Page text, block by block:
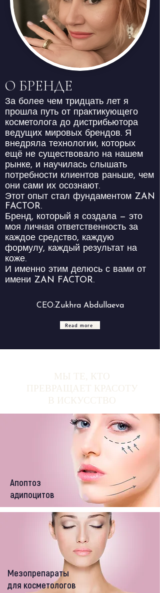
О БРЕНДЕ
За более чем тридцать лет я
прошла путь от практикующего
косметолога до дистрибьютора
ведущих мировых брендов. Я
внедряла технологии, которых
ещё не существовало на нашем
рынке, и научилась слышать
потребности клиентов раньше, чем
они сами их осознают.
Этот опыт стал фундаментом ZAN
FACTOR.
Бренд, который я создала — это
моя личная ответственность за
каждое средство, каждую
формулу, каждый результат на
коже.
И именно этим делюсь с вами от
имени ZAN FACTOR.
CEO:Zukhra Abdullaeva
Read more
МЫ ТЕ, КТО
ПРЕВРАЩАЕТ КРАСОТУ
В ИСКУССТВО
Апоптоз
адипоцитов
Мезопрепараты
для косметологов